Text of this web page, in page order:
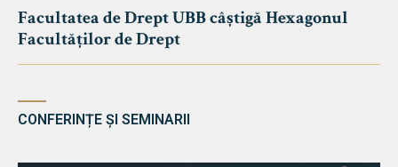
Facultatea de Drept UBB câștigă Hexagonul
Facultăților de Drept
CONFERINȚE ȘI SEMINARII